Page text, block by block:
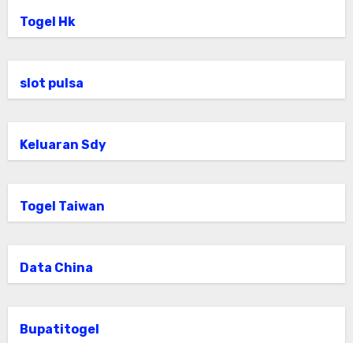
Togel Hk
slot pulsa
Keluaran Sdy
Togel Taiwan
Data China
Bupatitogel